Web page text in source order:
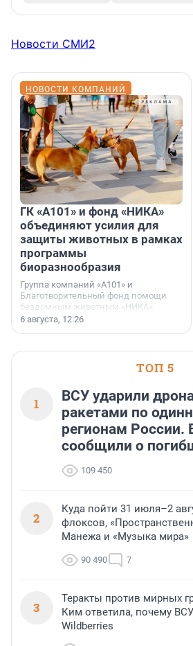
Новости СМИ2
НОВОСТИ КОМПАНИЙ
ГК «А101» и фонд «НИКА»
объединяют усилия для
защиты животных в рамках
программы
биоразнообразия
Группа компаний «А101» и
Благотворительный фонд помощи
бездомным животным «НИКА»
заключили соглашение о
6 августа, 12:26
ТОП 5
1
ВСУ ударили
ракетами по
регионам России.
сообщили о
109 450
2
Куда пойти 31 июля–2
флоксов,
Манежа и «Музыка мира»
90 490 7
3
Теракты против мирных
Ким ответила, почему
Wildberries